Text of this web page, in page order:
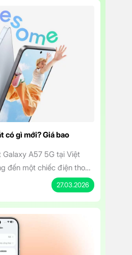
có gì mới? Giá bao
A57 5G tại Việt
đến một chiếc điện thoại
hiệu năng mạnh mẽ và
mức giá khởi điểm chỉ từ
hứa hẹn sẽ […]
27.03.2026